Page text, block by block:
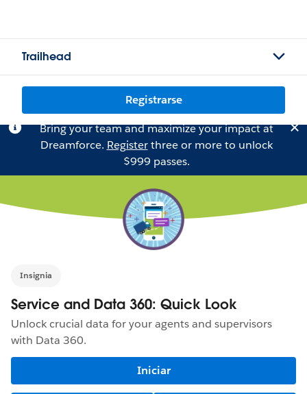
Trailhead
Registrarse
Bring your team and maximize your impact at
Dreamforce. Registerthree or more to unlock
$999 passes.
Insignia
Service and Data 360: Quick Look
Unlock crucial data for your agents and supervisors
with Data 360.
Iniciar